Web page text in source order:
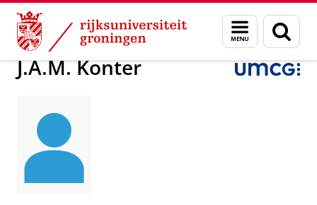
Skip
Content
Skip
Navigation
Menu
en
zoeken
Over ons J.A.M. Konter
J.A.M. Konter